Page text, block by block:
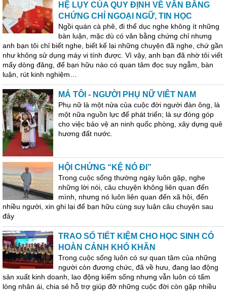
HỆ LỤY CỦA QUY ĐỊNH VỀ VĂN BẰNG
CHỨNG CHỈ NGOẠI NGỮ, TIN HỌC
Ngồi quán cà phê, đi thể dục nghe không ít những
bàn luận, mặc dù có văn bằng chứng chỉ nhưng
anh bạn tôi chỉ biết nghe, biết kế lại những chuyện đã nghe, chứ gần
như không sử dụng máy vi tính được. Vì vậy, anh bạn đã nhờ tôi viết
mấy dòng đăng, để bạn hữu nào có quan tâm đọc suy ngẫm, bàn
luận, rút kinh nghiệm…
MÁ TÔI - NGƯỜI PHỤ NỮ VIÊT NAM
Phụ nữ là một nửa của cuộc đời người đàn ông, là
một nữa nguồn lực để phát triển; là sự đóng góp
cho việc bảo vệ an ninh quốc phòng, xây dựng quê
hương đất nước.
HỘI CHỨNG “KỆ NÓ ĐI”
Trong cuộc sống thường ngày luôn gặp, nghe
những lời nói, câu chuyện không liên quan đến
mình, nhưng nó luôn liên quan đến xã hội, đến
nhiều người, xin ghi lại để bạn hữu cùng suy luận câu chuyện sau
đây
TRAO SỔ TIẾT KIỆM CHO HỌC SINH CÓ
HOÀN CẢNH KHÓ KHĂN
Trong cuộc sống luôn có sự quan tâm của những
người còn đương chức, đã về hưu, đang lao động
sản xuất kinh doanh, lao động kiếm sống nhưng vẫn luôn có tấm
lòng nhân ái, chia sẻ hỗ trợ giúp đỡ những cuộc đời còn gặp nhiều